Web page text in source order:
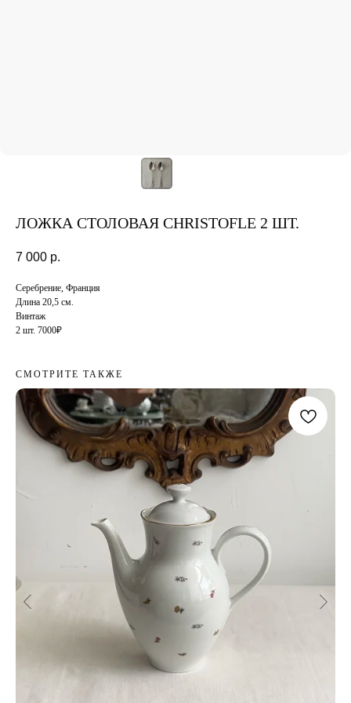
ЛОЖКА СТОЛОВАЯ CHRISTOFLE 2 ШТ.
7 000 р.
Серебрение, Франция
Длина 20,5 см.
Винтаж
2 шт. 7000₽
СМОТРИТЕ ТАКЖЕ
МОМЕНТЫ
TELEGRAM
INSTAGRAM*